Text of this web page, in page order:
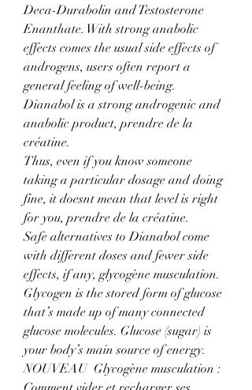
Deca-Durabolin and Testosterone
Enanthate. With strong anabolic
effects comes the usual side effects of
androgens, users often report a
general feeling of well-being.
Dianabol is a strong androgenic and
anabolic product, prendre de la
créatine.
Thus, even if you know someone
taking a particular dosage and doing
fine, it doesnt mean that level is right
for you, prendre de la créatine.
Safe alternatives to Dianabol come
with different doses and fewer side
effects, if any, glycogène musculation.
Glycogen is the stored form of glucose
that’s made up of many connected
glucose molecules. Glucose (sugar) is
your body’s main source of energy.
NOUVEAU  Glycogène musculation :